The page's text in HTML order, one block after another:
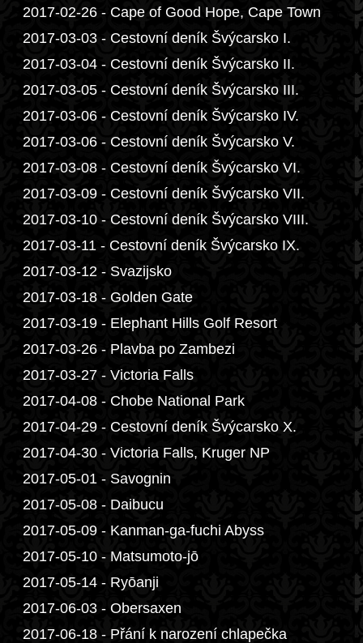
2017-02-26 - Cape of Good Hope, Cape Town
2017-03-03 - Cestovní deník Švýcarsko I.
2017-03-04 - Cestovní deník Švýcarsko II.
2017-03-05 - Cestovní deník Švýcarsko III.
2017-03-06 - Cestovní deník Švýcarsko IV.
2017-03-06 - Cestovní deník Švýcarsko V.
2017-03-08 - Cestovní deník Švýcarsko VI.
2017-03-09 - Cestovní deník Švýcarsko VII.
2017-03-10 - Cestovní deník Švýcarsko VIII.
2017-03-11 - Cestovní deník Švýcarsko IX.
2017-03-12 - Svazijsko
2017-03-18 - Golden Gate
2017-03-19 - Elephant Hills Golf Resort
2017-03-26 - Plavba po Zambezi
2017-03-27 - Victoria Falls
2017-04-08 - Chobe National Park
2017-04-29 - Cestovní deník Švýcarsko X.
2017-04-30 - Victoria Falls, Kruger NP
2017-05-01 - Savognin
2017-05-08 - Daibucu
2017-05-09 - Kanman-ga-fuchi Abyss
2017-05-10 - Matsumoto-jō
2017-05-14 - Ryōanji
2017-06-03 - Obersaxen
2017-06-18 - Přání k narození chlapečka